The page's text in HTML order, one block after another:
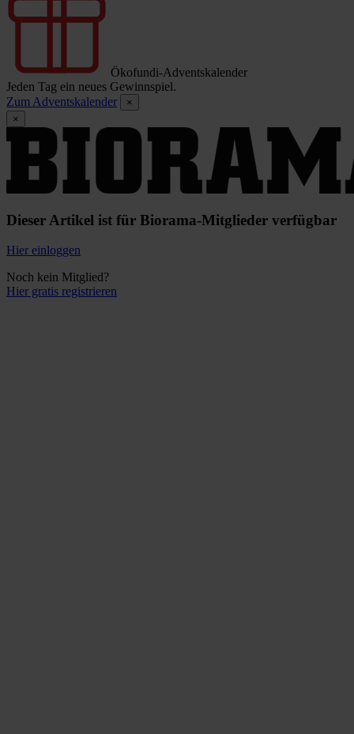
Ökofundi-Adventskalender
Jeden Tag ein neues Gewinnspiel.
Zum Adventskalender
×
×
Dieser Artikel ist für Biorama-Mitglieder verfügbar
Hier einloggen
Noch kein Mitglied?
Hier gratis registrieren